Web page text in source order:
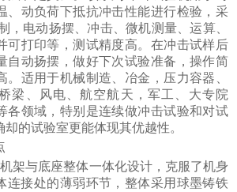
动负荷下抵抗冲击性能进行检验 ， 采
， 电动扬摆 、冲击、微机测量、运算、
可打印等，测试精度高。在冲击试样后
自动扬摆 ，做好下次试验准备 ，操作简
适用于机械制造、 冶金， 压力容器、
梁、风电、航空航天， 军工、 大专院
各领域，特别是连续做冲击试验和对试
却的试验室更能体现其优越性。
架与底座整体一体化设计，克服了机身
连接处的薄弱环节，整体采用球墨铸铁